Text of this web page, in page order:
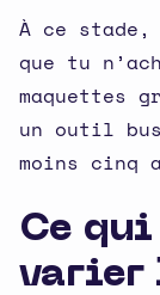
À ce stade,
que tu
maquettes
un outil
moins cinq
Ce
varier